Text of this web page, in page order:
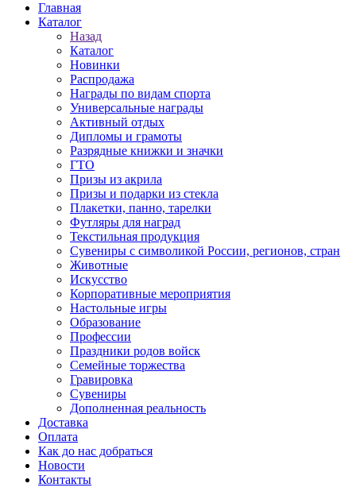
Главная
Каталог
Назад
Каталог
Новинки
Распродажа
Награды по видам спорта
Универсальные награды
Активный отдых
Дипломы и грамоты
Разрядные книжки и значки
ГТО
Призы из акрила
Призы и подарки из стекла
Плакетки, панно, тарелки
Футляры для наград
Текстильная продукция
Сувениры с символикой России, регионов, стран
Животные
Искусство
Корпоративные мероприятия
Настольные игры
Образование
Профессии
Праздники родов войск
Семейные торжества
Гравировка
Сувениры
Дополненная реальность
Доставка
Оплата
Как до нас добраться
Новости
Контакты